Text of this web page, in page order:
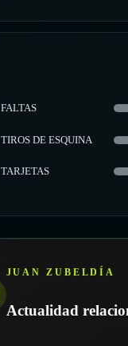
FALTAS
TIROS DE ESQUINA
TARJETAS
JUAN ZUBELDÍA
Actualidad